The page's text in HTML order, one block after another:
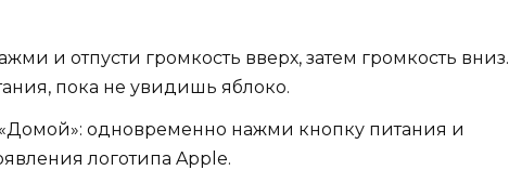
и отпусти громкость вверх, затем громкость вниз.
пока не увидишь яблоко.
одновременно нажми кнопку питания и
логотипа Apple.